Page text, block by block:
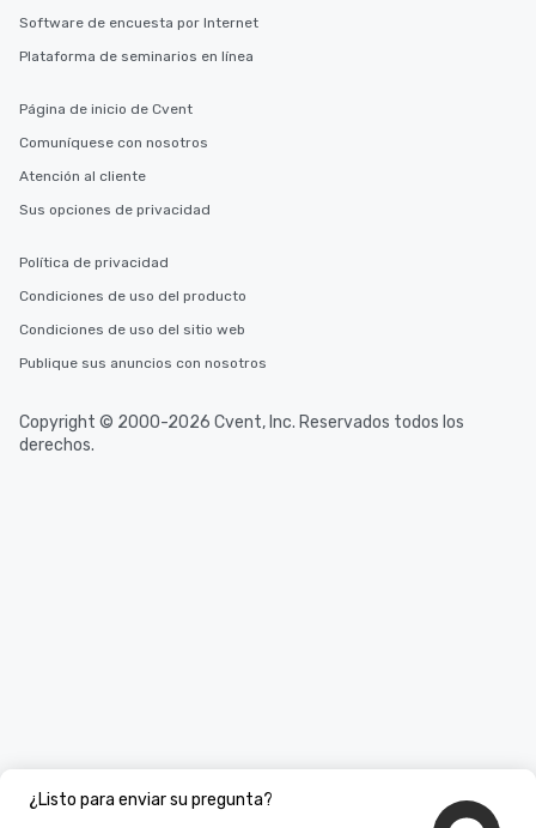
¿Listo para enviar su pregunta?
Software de encuesta por Internet
Plataforma de seminarios en línea
Página de inicio de Cvent
Comuníquese con nosotros
Atención al cliente
Sus opciones de privacidad
Política de privacidad
Condiciones de uso del producto
Condiciones de uso del sitio web
Publique sus anuncios con nosotros
Copyright © 2000-2026 Cvent, Inc. Reservados todos los
derechos.